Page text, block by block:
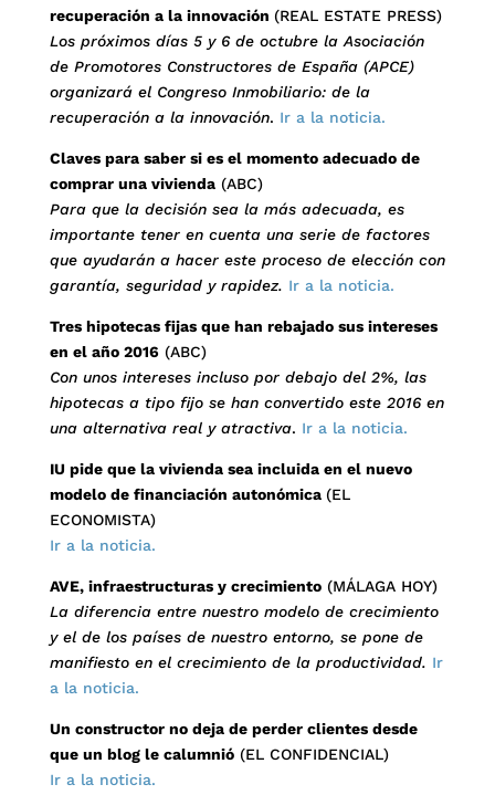
recuperación a la innovación (REAL ESTATE PRESS)
Los próximos días 5 y 6 de octubre la Asociación
de Promotores Constructores de España (APCE)
organizará el Congreso Inmobiliario: de la
recuperación a la innovación. Ir a la noticia.
Claves para saber si es el momento adecuado de
comprar una vivienda(ABC)
Para que la decisión sea la más adecuada, es
importante tener en cuenta una serie de factores
que ayudarán a hacer este proceso de elección con
garantía, seguridad y rapidez. Ir a la noticia.
Tres hipotecas fijas que han rebajado sus intereses
en el año 2016 (ABC)
Con unos intereses incluso por debajo del 2%, las
hipotecas a tipo fijo se han convertido este 2016 en
una alternativa real y atractiva. Ir a la noticia.
IU pide que la vivienda sea incluida en el nuevo
modelo de financiación autonómica (EL
ECONOMISTA)
Ir a la noticia.
AVE, infraestructuras y crecimiento(MÁLAGA HOY)
La diferencia entre nuestro modelo de crecimiento
y el de los países de nuestro entorno, se pone de
manifiesto en el crecimiento de la productividad. Ir
a la noticia.
Un constructor no deja de perder clientes desde
que un blog le calumnió(EL CONFIDENCIAL)
Ir a la noticia.